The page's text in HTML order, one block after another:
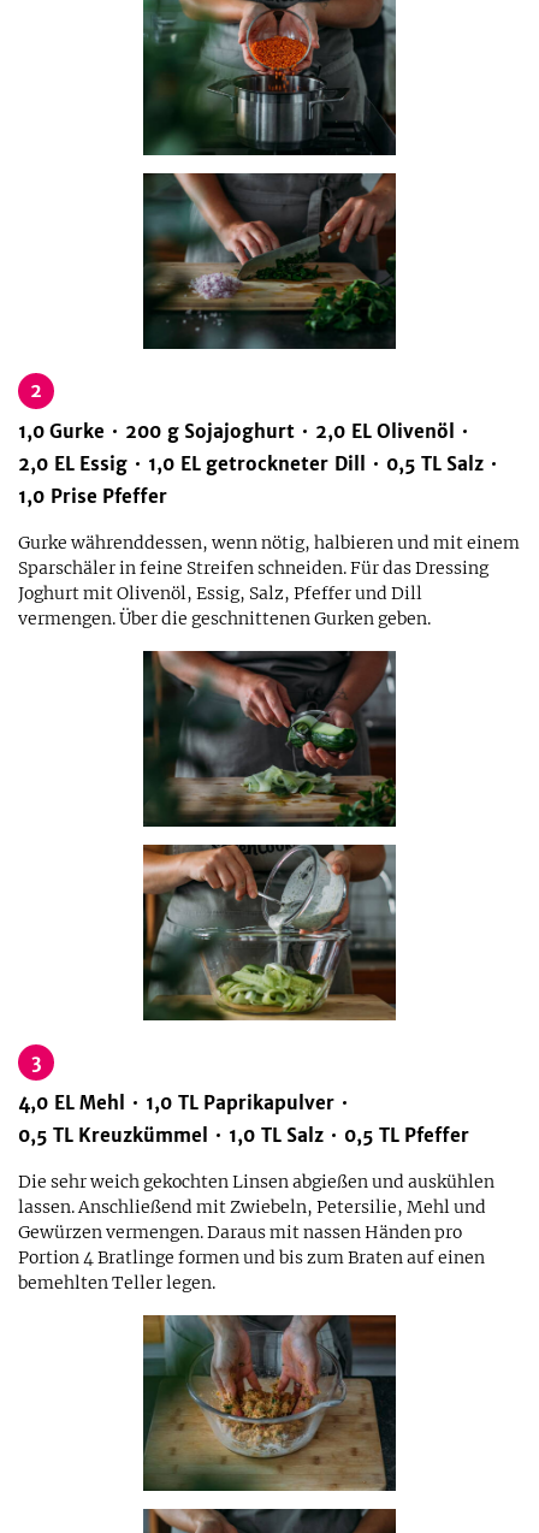
2
1,0 Gurke 200 g Sojajoghurt 2,0 EL Olivenöl
2,0 EL Essig 1,0 EL getrockneter Dill 0,5 TL Salz
1,0 Prise Pfeffer
Gurke währenddessen, wenn nötig, halbieren und mit einem
Sparschäler in feine Streifen schneiden. Für das Dressing
Joghurt mit Olivenöl, Essig, Salz, Pfeffer und Dill
vermengen. Über die geschnittenen Gurken geben.
3
4,0 EL Mehl 1,0 TL Paprikapulver
0,5 TL Kreuzkümmel 1,0 TL Salz 0,5 TL Pfeffer
Die sehr weich gekochten Linsen abgießen und auskühlen
lassen. Anschließend mit Zwiebeln, Petersilie, Mehl und
Gewürzen vermengen. Daraus mit nassen Händen pro
Portion 4 Bratlinge formen und bis zum Braten auf einen
bemehlten Teller legen.